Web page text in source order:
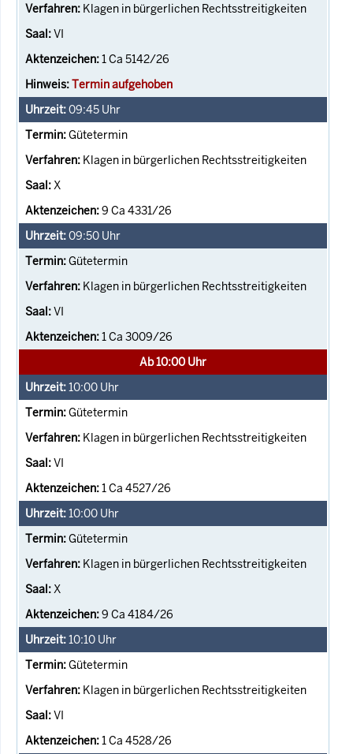
Klagen in bürgerlichen Rechtsstreitigkeiten
VI
1 Ca 5142/26
Termin aufgehoben
09:45 Uhr
Gütetermin
Klagen in bürgerlichen Rechtsstreitigkeiten
X
9 Ca 4331/26
09:50 Uhr
Gütetermin
Klagen in bürgerlichen Rechtsstreitigkeiten
VI
1 Ca 3009/26
Ab 10:00 Uhr
10:00 Uhr
Gütetermin
Klagen in bürgerlichen Rechtsstreitigkeiten
VI
1 Ca 4527/26
10:00 Uhr
Gütetermin
Klagen in bürgerlichen Rechtsstreitigkeiten
X
9 Ca 4184/26
10:10 Uhr
Gütetermin
Klagen in bürgerlichen Rechtsstreitigkeiten
VI
1 Ca 4528/26